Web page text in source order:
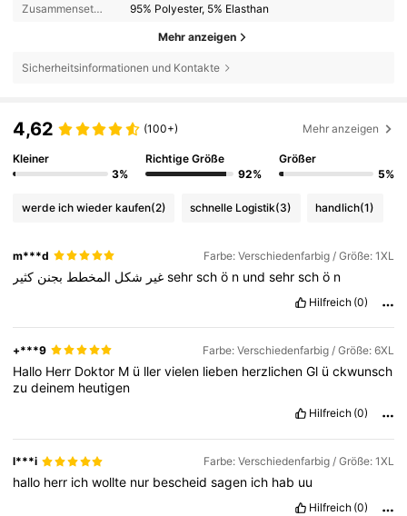
Zusammensetzung:
95% Polyester, 5% Elasthan
Mehr anzeigen
Sicherheitsinformationen und Kontakte
4,62 (100+) Mehr anzeigen
Kleiner
3%
Richtige Größe
92%
Größer
5%
werde ich wieder kaufen(2) schnelle Logistik(3) handlich(1)
m***d Farbe: Verschiedenfarbig / Größe: 1XL
غير شكل المخطط بجنن كثيرsehrschö n undsehrschö n
Hilfreich (0)
+***9 Farbe: Verschiedenfarbig / Größe: 6XL
Hallo Herr Doktor M ü llervielen lieben herzlichenGl ückwunsch
zudeinem heutigen
Hilfreich (0)
l***i Farbe: Verschiedenfarbig / Größe: 1XL
hallo herr ichwollte nur bescheidsagen ich hab uu
Hilfreich (0)